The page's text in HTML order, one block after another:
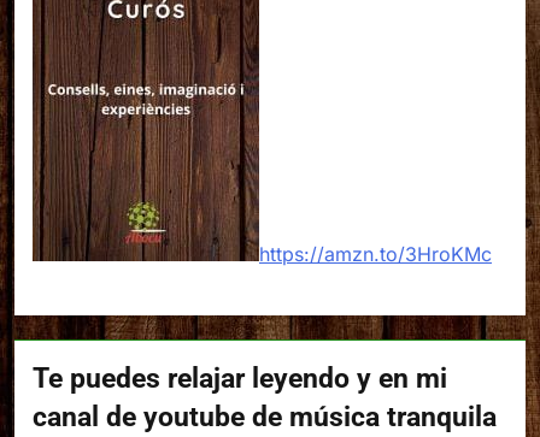
https://amzn.to/3HroKMc
Te puedes relajar leyendo y en mi
canal de youtube de música tranquila